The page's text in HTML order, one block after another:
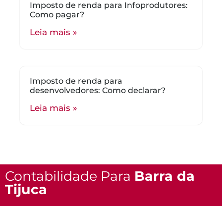
Imposto de renda para Infoprodutores:
Como pagar?
Leia mais »
Imposto de renda para
desenvolvedores: Como declarar?
Leia mais »
Contabilidade Para Barra da
Tijuca